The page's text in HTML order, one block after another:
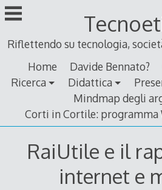
Skip
to
Riflettendo su tecnologia,
Home
Davide Bennato?
Ricerca
Didattica
Mindmap degli
Corti in Cortile: programma
RaiUtile e il
internet e